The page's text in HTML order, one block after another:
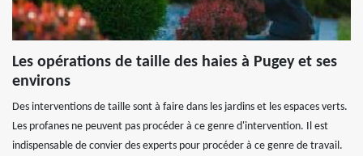
Les opérations de taille des haies à Pugey et ses
environs
Des interventions de taille sont à faire dans les jardins et les espaces verts.
Les profanes ne peuvent pas procéder à ce genre d'intervention. Il est
indispensable de convier des experts pour procéder à ce genre de travail.